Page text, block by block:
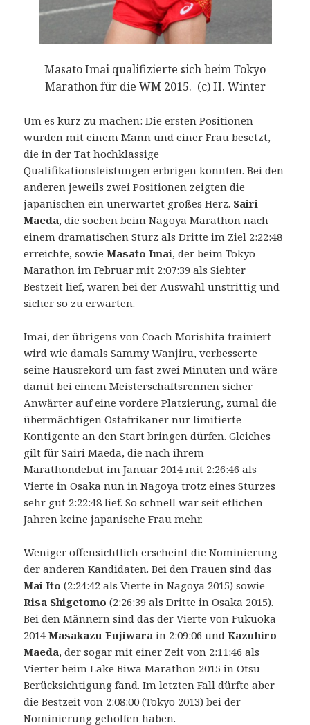
Masato Imai qualifizierte sich beim Tokyo
Marathon für die WM 2015. (c) H. Winter
Um es kurz zu machen: Die ersten Positionen
wurden mit einem Mann und einer Frau besetzt,
die in der Tat hochklassige
Qualifikationsleistungen erbrigen konnten. Bei den
anderen jeweils zwei Positionen zeigten die
japanischen ein unerwartet großes Herz. Sairi
Maeda, die soeben beim Nagoya Marathon nach
einem dramatischen Sturz als Dritte im Ziel 2:22:48
erreichte, sowieMasato Imai, der beim Tokyo
Marathon im Februar mit 2:07:39 als Siebter
Bestzeit lief, waren bei der Auswahl unstrittig und
sicher so zu erwarten.
Imai, der übrigens von Coach Morishita trainiert
wird wie damals Sammy Wanjiru, verbesserte
seine Hausrekord um fast zwei Minuten und wäre
damit bei einem Meisterschaftsrennen sicher
Anwärter auf eine vordere Platzierung, zumal die
übermächtigen Ostafrikaner nur limitierte
Kontigente an den Start bringen dürfen. Gleiches
gilt für Sairi Maeda, die nach ihrem
Marathondebut im Januar 2014 mit 2:26:46 als
Vierte in Osaka nun in Nagoya trotz eines Sturzes
sehr gut 2:22:48 lief. So schnell war seit etlichen
Jahren keine japanische Frau mehr.
Weniger offensichtlich erscheint die Nominierung
der anderen Kandidaten. Bei den Frauen sind das
Mai Ito (2:24:42 als Vierte in Nagoya 2015) sowie
Risa Shigetomo (2:26:39 als Dritte in Osaka 2015).
Bei den Männern sind das der Vierte von Fukuoka
2014Masakazu Fujiwara in 2:09:06 undKazuhiro
Maeda, der sogar mit einer Zeit von 2:11:46 als
Vierter beim Lake Biwa Marathon 2015 in Otsu
Berücksichtigung fand. Im letzten Fall dürfte aber
die Bestzeit von 2:08:00 (Tokyo 2013) bei der
Nominierung geholfen haben.